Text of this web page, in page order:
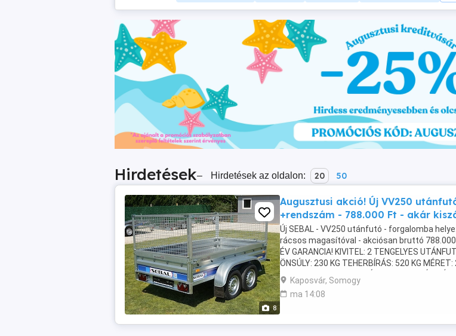
Hirdetések– Hirdetések az oldalon: 20 50
8
Augusztusi akció! Új VV250
+rendszám - 788.000 Ft - akár
Új SEBAL - VV250 utánfutó - forgalomba
rácsos magasítóval - akciósan bruttó 788.000
ÉV GARANCIA! KIVITEL: 2 TENGELYES
ÖNSÚLY: 230 KG TEHERBÍRÁS: 520 KG
OLDALFALAS) NYITHATÓ HOMLOKFAL ÉS
Kaposvár, Somogy
ma 14:08